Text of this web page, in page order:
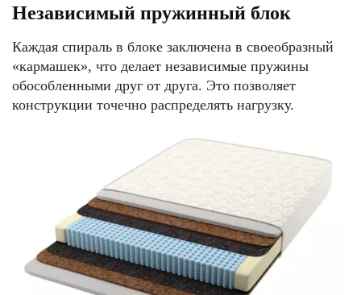
Независимый пружинный блок
Каждая спираль в блоке заключена в своеобразный
«кармашек», что делает независимые пружины
обособленными друг от друга. Это позволяет
конструкции точечно распределять нагрузку.